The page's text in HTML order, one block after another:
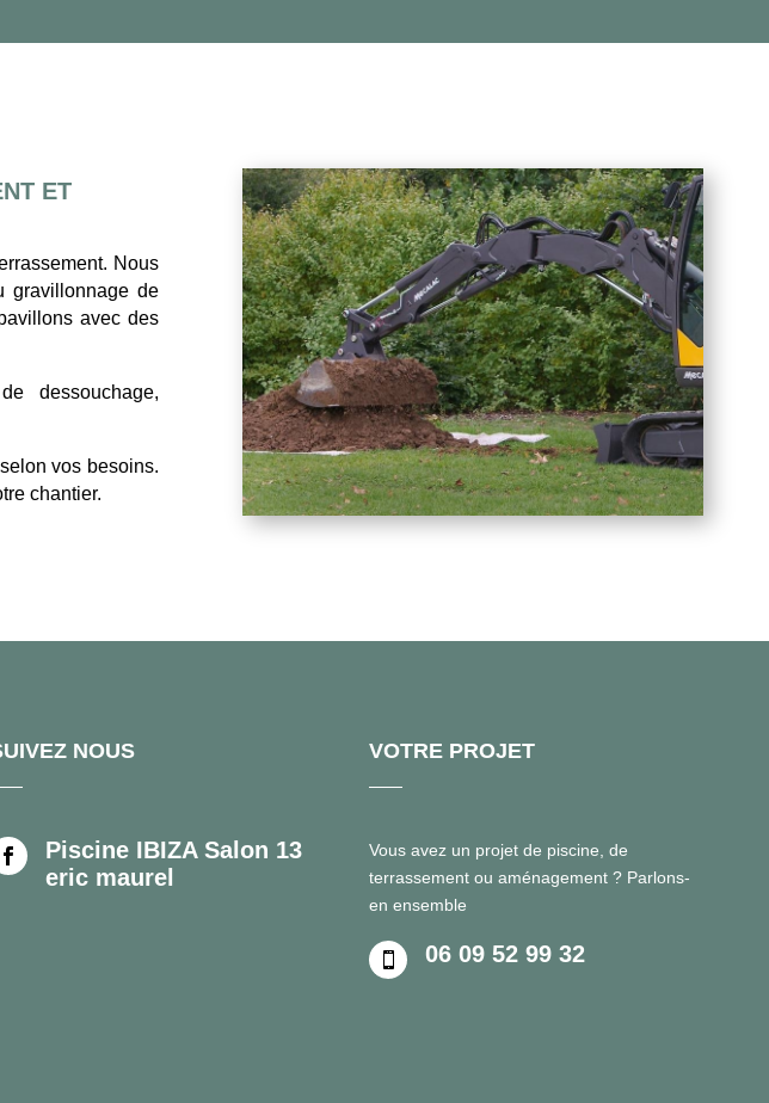
ET
Nous
gravillonnage de
avec des
dessouchage,
vos besoins.
chantier.
NOUS

Piscine IBIZA Salon 13
eric maurel
VOTRE PROJET
Vous avez un projet de piscine, de
terrassement ou aménagement ? Parlons-
en ensemble
 06 09 52 99 32